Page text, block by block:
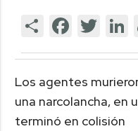
Los agentes
una narcolancha, en
terminó en colisión